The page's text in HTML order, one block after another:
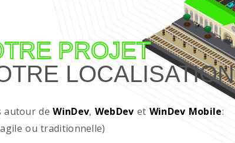
PROJET
LOCALISATION
autour deWinDev, WebDev et WinDev Mobile:
ou traditionnelle)